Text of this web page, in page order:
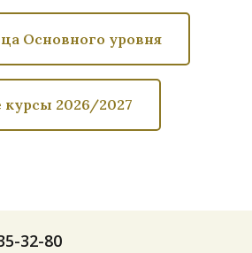
Основного уровня
курсы 2026/2027
32-80